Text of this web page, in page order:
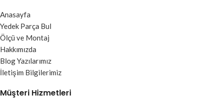
Anasayfa
Yedek Parça Bul
Ölçü ve Montaj
Hakkımızda
Blog Yazılarımız
İletişim Bilgilerimiz
Müşteri Hizmetleri